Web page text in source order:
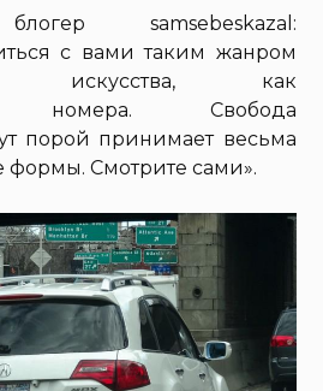
samsebeskazal:
с вами таким жанром
искусства, как
номера. Свобода
порой принимает весьма
формы. Смотрите сами».